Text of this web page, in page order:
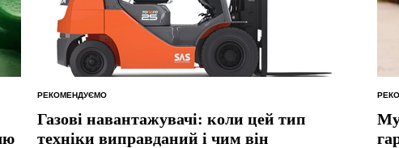
ОПУБЛІКУВАТИ
РЕКОМЕНДУЄМО
Газові навантажувачі: коли цей тип
техніки виправданий і чим він